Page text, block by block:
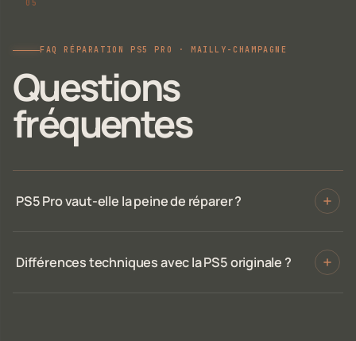
FAQ RÉPARATION PS5 PRO · MAILLY-CHAMPAGNE
Questions
fréquentes
PS5 Pro vaut-elle la peine de réparer ?
Différences techniques avec la PS5 originale ?